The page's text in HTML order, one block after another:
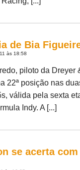
de Bia
às 18:58
piloto da Dreyer
22ª posição nas
válida pela sexta
Indy. A [...]
se acerta